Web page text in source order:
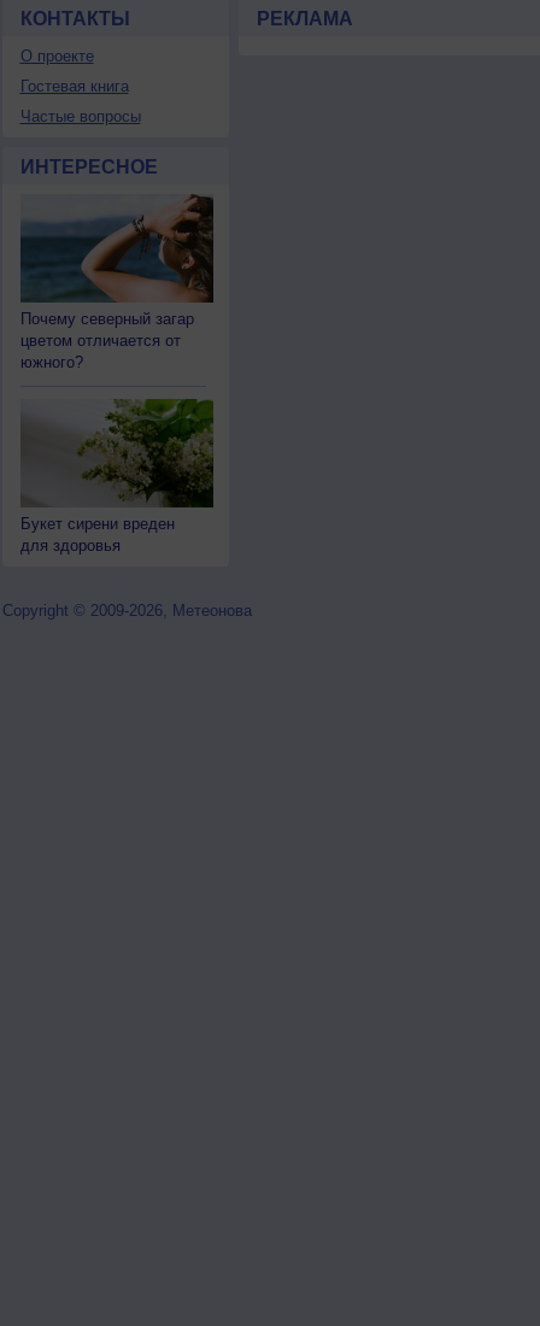
КОНТАКТЫ
О проекте
Гостевая книга
Частые вопросы
ИНТЕРЕСНОЕ
Почему северный загар
цветом отличается от
южного?
Букет сирени вреден
для здоровья
РЕКЛАМА
Copyright © 2009-2026, Метеонова